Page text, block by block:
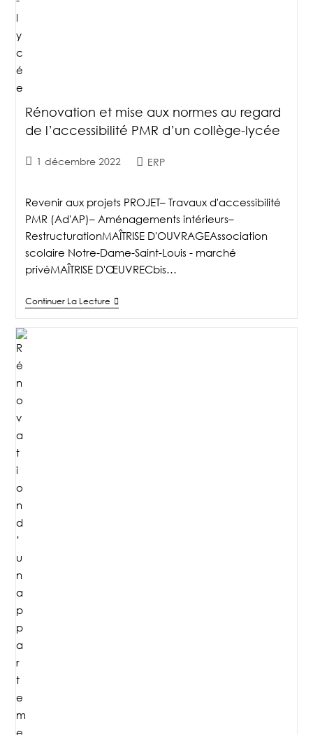
Rénovation et mise aux normes au regard
de l’accessibilité PMR d’un collège-lycée
1 décembre 2022 ERP
Revenir aux projets PROJET– Travaux d'accessibilité
PMR (Ad'AP)– Aménagements intérieurs–
RestructurationMAÎTRISE D'OUVRAGEAssociation
scolaire Notre-Dame-Saint-Louis - marché
privéMAÎTRISE D'ŒUVRECbis…
Continuer La Lecture